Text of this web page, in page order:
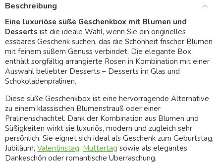
Beschreibung
Eine luxuriöse süße Geschenkbox mit Blumen und
Desserts ist die ideale Wahl, wenn Sie ein originelles
essbares Geschenk suchen, das die Schönheit frischer Blumen
mit feinem süßem Genuss verbindet. Die elegante Box
enthält sorgfältig arrangierte Rosen in Kombination mit einer
Auswahl beliebter Desserts – Desserts im Glas und
Schokoladenpralinen.
Diese süße Geschenkbox ist eine hervorragende Alternative
zu einem klassischen Blumenstrauß oder einer
Pralinenschachtel. Dank der Kombination aus Blumen und
Süßigkeiten wirkt sie luxuriös, modern und zugleich sehr
persönlich. Sie eignet sich ideal als Geschenk zum Geburtstag,
Jubiläum, Valentinstag, Muttertag sowie als elegantes
Dankeschön oder romantische Überraschung.